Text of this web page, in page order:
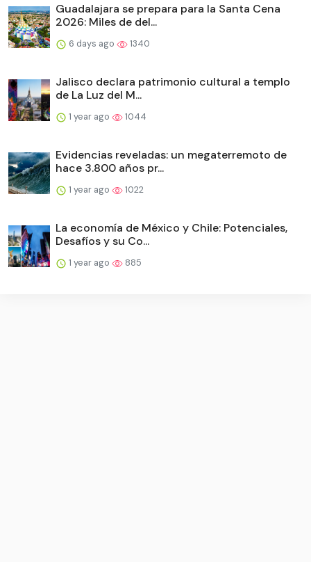
Guadalajara se prepara para la Santa Cena
2026: Miles de del...
6 days ago 1340
Jalisco declara patrimonio cultural a templo
de La Luz del M...
1 year ago 1044
Evidencias reveladas: un megaterremoto de
hace 3.800 años pr...
1 year ago 1022
La economía de México y Chile: Potenciales,
Desafíos y su Co...
1 year ago 885